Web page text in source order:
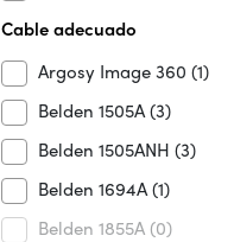
Cable adecuado
Argosy Image 360 (1)
Belden 1505A(3)
Belden 1505ANH (3)
Belden 1694A(1)
Belden 1855A (0)